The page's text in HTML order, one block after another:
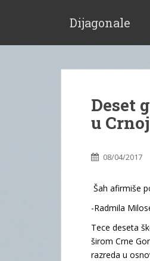
p
Dijagonale
Deset
u
08/04/2017
Šah afirmiše
-Radmila
Tece deseta
širom Crne
razreda u